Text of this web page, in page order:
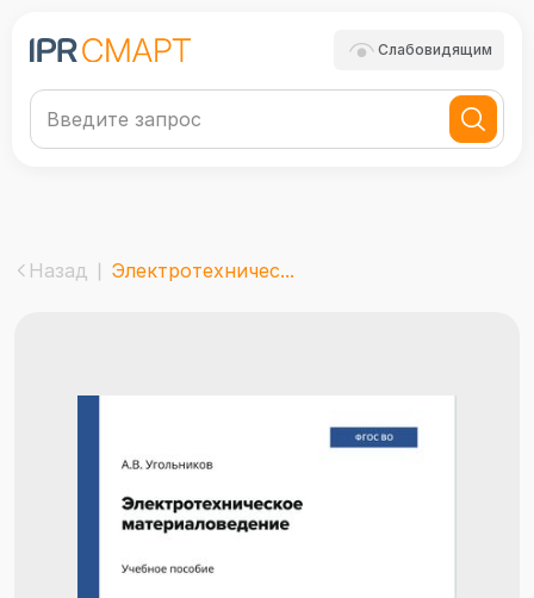
Слабовидящим
Назад Электротехничес...